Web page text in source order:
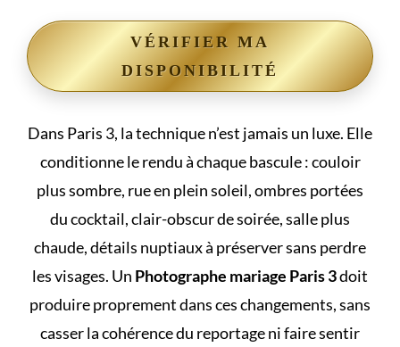
VÉRIFIER MA
DISPONIBILITÉ
Dans Paris 3, la technique n’est jamais un luxe. Elle
conditionne le rendu à chaque bascule : couloir
plus sombre, rue en plein soleil, ombres portées
du cocktail, clair-obscur de soirée, salle plus
chaude, détails nuptiaux à préserver sans perdre
les visages. Un Photographe mariage Paris 3doit
produire proprement dans ces changements, sans
casser la cohérence du reportage ni faire sentir